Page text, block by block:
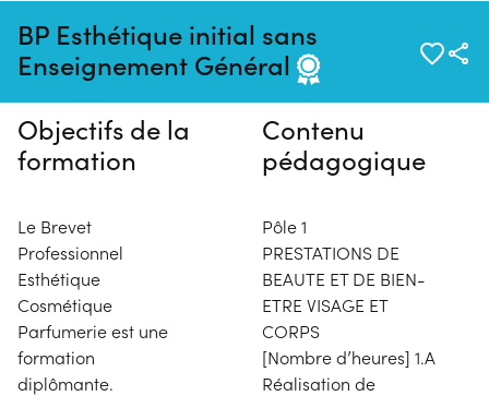
BP Esthétique initial sans
Enseignement Général
Pas de session programmée en
ce moment
Objectifs de la
formation
Le Brevet
Professionnel
Esthétique
Cosmétique
Parfumerie est une
formation
diplômante.
Contenu
pédagogique
Pôle 1
PRESTATIONS DE
BEAUTE ET DE BIEN-
ETRE VISAGE ET
CORPS
[Nombre d’heures] 1.A
Réalisation de